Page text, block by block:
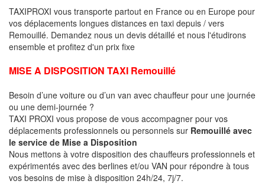
TAXIPROXI vous transporte partout en France ou en Europe pour
vos déplacements longues distances en taxi depuis / vers
Remouillé. Demandez nous un devis détaillé et nous l'étudirons
ensemble et profitez d'un prix fixe
MISE A DISPOSITION TAXI Remouillé
Besoin d’une voiture ou d’un van avec chauffeur pour une journée
ou une demi-journée ?
TAXI PROXI vous propose de vous accompagner pour vos
déplacements professionnels ou personnels sur Remouillé avec
le service de Mise a Disposition
Nous mettons à votre disposition des chauffeurs professionnels et
expérimentés avec des berlines et/ou VAN pour répondre à tous
vos besoins de mise à disposition 24h/24, 7j/7.